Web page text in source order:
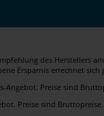
des Herstellers
Ersparnis errechnet
Angebot. Preise sind
Preise sind